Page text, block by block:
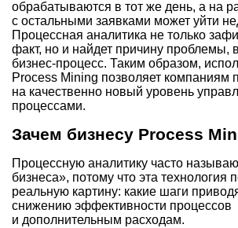
обрабатываются в тот же день, а на
с остальными заявками может уйти
Процессная аналитика не только
факт, но и найдет причину проблемы,
бизнес-процесс. Таким образом,
Process Mining позволяет компаниям
на качественно новый уровень
процессами.
Зачем бизнесу Process
Процессную аналитику часто
бизнеса», потому что эта технология
реальную картину: какие шаги
снижению эффективности процессов
и дополнительным расходам.